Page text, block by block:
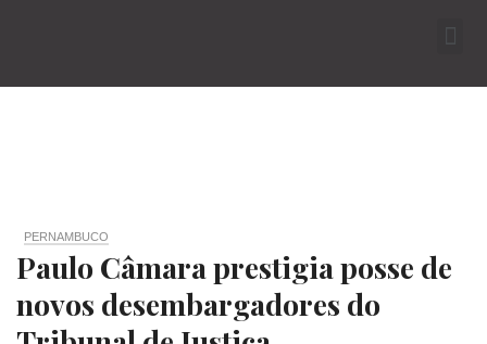
PERNAMBUCO
Paulo Câmara prestigia posse de
novos desembargadores do